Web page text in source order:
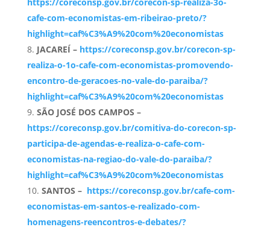
cafe-com-economistas-em-ribeirao-preto/?
highlight=caf%C3%A9%20com%20economistas
JACAREÍ – https://coreconsp.gov.br/corecon-sp-
realiza-o-1o-cafe-com-economistas-promovendo-
encontro-de-geracoes-no-vale-do-paraiba/?
highlight=caf%C3%A9%20com%20economistas
SÃO JOSÉ DOS CAMPOS –
https://coreconsp.gov.br/comitiva-do-corecon-sp-
participa-de-agendas-e-realiza-o-cafe-com-
economistas-na-regiao-do-vale-do-paraiba/?
highlight=caf%C3%A9%20com%20economistas
SANTOS – https://coreconsp.gov.br/cafe-com-
economistas-em-santos-e-realizado-com-
homenagens-reencontros-e-debates/?